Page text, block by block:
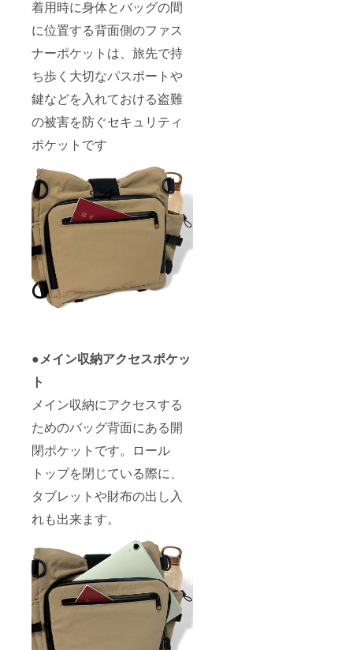
着用時に身体とバッグの間
に位置する背面側のファス
ナーポケットは、旅先で持
ち歩く大切なパスポートや
鍵などを入れておける盗難
の被害を防ぐセキュリティ
ポケットです
●メイン収納アクセスポケッ
ト
メイン収納にアクセスする
ためのバッグ背面にある開
閉ポケットです。ロール
トップを閉じている際に、
タブレットや財布の出し入
れも出来ます。